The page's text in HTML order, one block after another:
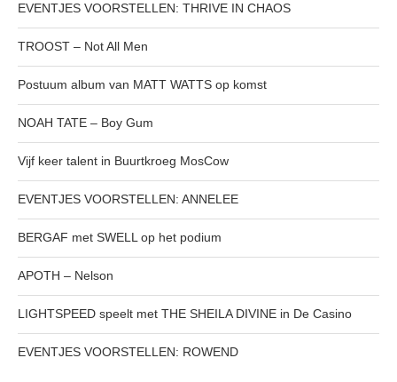
EVENTJES VOORSTELLEN: THRIVE IN CHAOS
TROOST – Not All Men
Postuum album van MATT WATTS op komst
NOAH TATE – Boy Gum
Vijf keer talent in Buurtkroeg MosCow
EVENTJES VOORSTELLEN: ANNELEE
BERGAF met SWELL op het podium
APOTH – Nelson
LIGHTSPEED speelt met THE SHEILA DIVINE in De Casino
EVENTJES VOORSTELLEN: ROWEND